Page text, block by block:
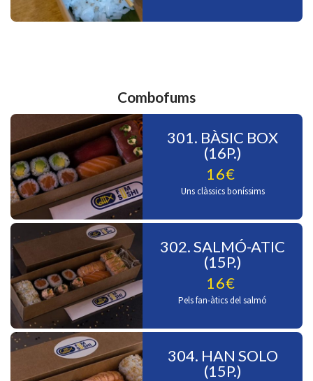
Combofums
301. BÀSIC BOX
(16P.)
16€
Uns clàssics boníssims
302. SALMÓ-ATIC
(15P.)
16€
Pels fan-àtics del salmó
304. HAN SOLO
(15P.)